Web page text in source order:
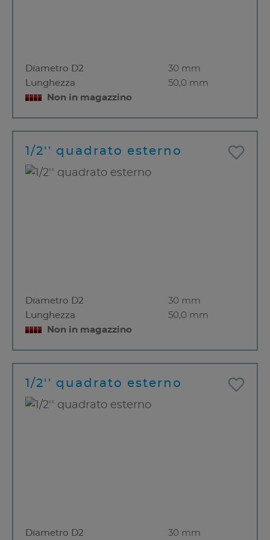
Diametro D2
30 mm
Lunghezza
50,0 mm
Non in magazzino
1/2'' quadrato esterno
Diametro D2
30 mm
Lunghezza
50,0 mm
Non in magazzino
1/2'' quadrato esterno
Diametro D2
30 mm